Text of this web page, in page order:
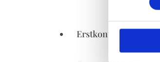
Erstkontakt und